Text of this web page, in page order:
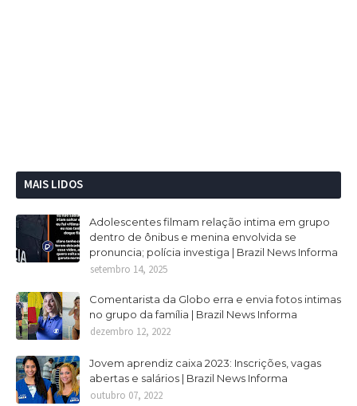
MAIS LIDOS
Adolescentes filmam relação intima em grupo
dentro de ônibus e menina envolvida se
pronuncia; polícia investiga | Brazil News Informa
setembro 14, 2025
Comentarista da Globo erra e envia fotos intimas
no grupo da família | Brazil News Informa
dezembro 12, 2022
Jovem aprendiz caixa 2023: Inscrições, vagas
abertas e salários | Brazil News Informa
outubro 07, 2022